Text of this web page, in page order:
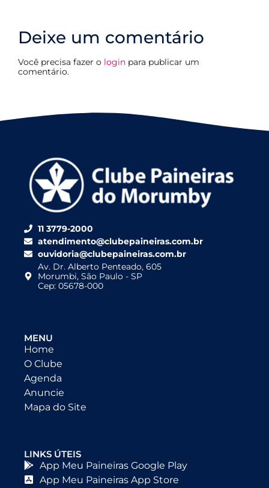
Deixe um comentário
Você precisa fazer o login para publicar um
comentário.
11 3779-2000
atendimento@clubepaineiras.com.br
ouvidoria@clubepaineiras.com.br
Av. Dr. Alberto Penteado, 605
Morumbi, São Paulo - SP
Cep: 05678-000
MENU
Home
O Clube
Agenda
Anuncie
Mapa do Site
LINKS ÚTEIS
App Meu Paineiras Google Play
App Meu Paineiras App Store